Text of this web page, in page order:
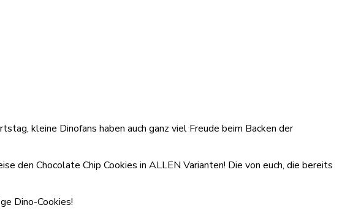
kleine Dinofans haben auch ganz viel Freude beim Backen der
den Chocolate Chip Cookies in ALLEN Varianten! Die von euch, die bereits
Dino-Cookies!